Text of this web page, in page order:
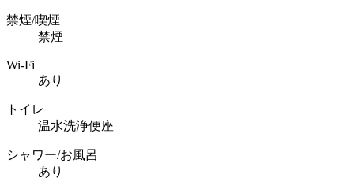
禁煙/喫煙
禁煙
Wi-Fi
あり
トイレ
温水洗浄便座
シャワー/お風呂
あり